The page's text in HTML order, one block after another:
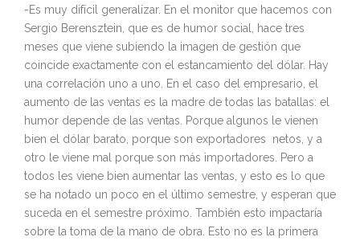
-Es muy difícil generalizar. En el monitor que hacemos con
Sergio Berensztein, que es de humor social, hace tres
meses que viene subiendo la imagen de gestión que
coincide exactamente con el estancamiento del dólar. Hay
una correlación uno a uno. En el caso del empresario, el
aumento de las ventas es la madre de todas las batallas: el
humor depende de las ventas. Porque algunos le vienen
bien el dólar barato, porque son exportadores netos, y a
otro le viene mal porque son más importadores. Pero a
todos les viene bien aumentar las ventas, y esto es lo que
se ha notado un poco en el último semestre, y esperan que
suceda en el semestre próximo. También esto impactaría
sobre la toma de la mano de obra. Esto no es la primera